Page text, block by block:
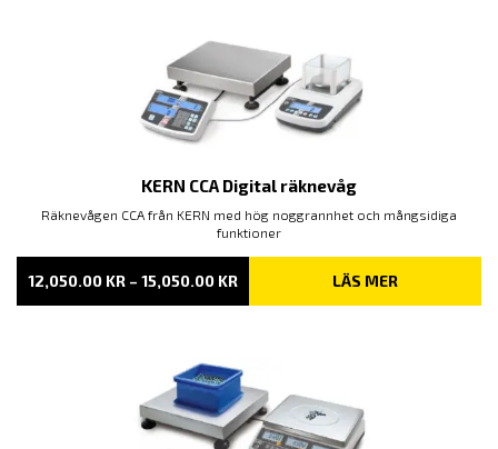
KERN CCA Digital räknevåg
Räknevågen CCA från KERN med hög noggrannhet och mångsidiga
funktioner
12,050.00 KR – 15,050.00 KRPRISINTERVALL:
TILL
LÄS MER